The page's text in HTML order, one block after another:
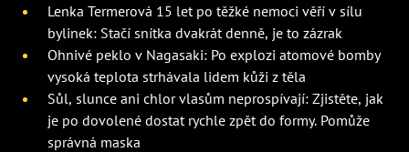
Lenka Termerová 15 let po těžké nemoci věří v sílu
bylinek: Stačí snítka dvakrát denně, je to zázrak
Ohnivé peklo v Nagasaki: Po explozi atomové bomby
vysoká teplota strhávala lidem kůži z těla
Sůl, slunce ani chlor vlasům neprospívají: Zjistěte, jak
je po dovolené dostat rychle zpět do formy. Pomůže
správná maska